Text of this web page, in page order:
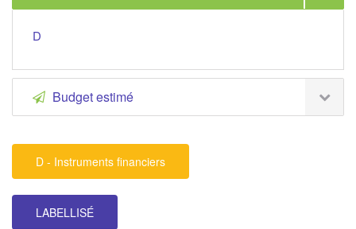
D
Budget estimé
D - Instruments financiers
LABELLISÉ